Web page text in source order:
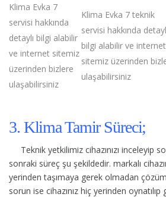
Klima Evka 7
servisi hakkında
detaylı bilgi alabilir
ve internet sitemiz
üzerinden bizlere
ulaşabilirsiniz
Klima Evka 7 teknik
servisi hakkında
bilgi alabilir ve internet
sitemiz üzerinden
ulaşabilirsiniz
3. Klima Tamir Süreci;
Teknik yetkilimiz cihazınızı inceleyip
sonraki süreç şu şekildedir. markalı
yerinden taşımaya gerek olmadan
sorun ise cihazınız hiç yerinden